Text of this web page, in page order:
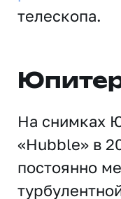
телескопа.
На снимках
«Hubble» в
постоянно